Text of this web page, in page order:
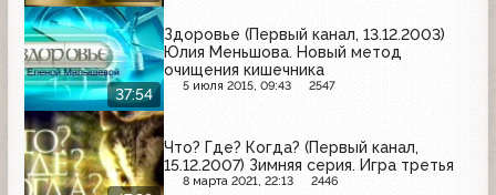
37:54
Здоровье (Первый канал, 13.12.2003)
Юлия Меньшова. Новый метод
очищения кишечника
5 июля 2015, 09:43 2547
Что? Где? Когда? (Первый канал,
15.12.2007) Зимняя серия. Игра третья
8 марта 2021, 22:13 2446